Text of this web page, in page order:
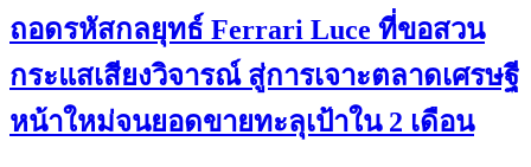
ถอดรหัสกลยุทธ์ Ferrari Luce ที่ขอสวน
กระแสเสียงวิจารณ์ สู่การเจาะตลาดเศรษฐี
หน้าใหม่จนยอดขายทะลุเป้าใน 2 เดือน